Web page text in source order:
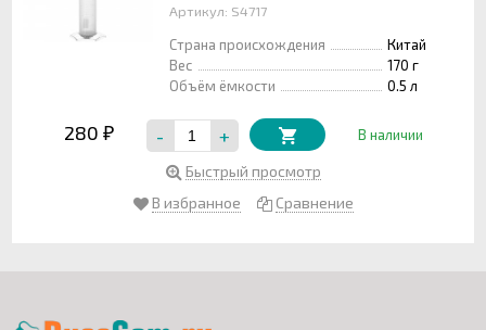
Артикул: S4717
Страна происхождения
Китай
Вес
170 г
Объём ёмкости
0.5 л
280 ₽ - + В наличии
Быстрый просмотр
В избранное
Сравнение